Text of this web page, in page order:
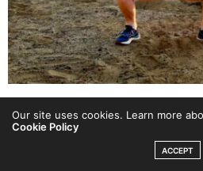
Strandträning –
för ett smart,
Our site uses cookies. Learn more
Cookie Policy
ACCEPT